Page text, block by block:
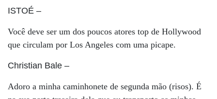
ISTOÉ –
Você deve ser um dos poucos atores top de Hollywood
que circulam por Los Angeles com uma picape.
Christian Bale –
Adoro a minha caminhonete de segunda mão (risos). É